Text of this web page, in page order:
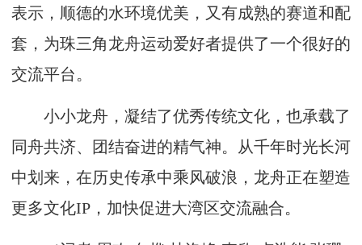
表示，顺德的水环境优美，又有成熟的赛道和配
套，为珠三角龙舟运动爱好者提供了一个很好的
交流平台。
小小龙舟，凝结了优秀传统文化，也承载了
同舟共济、团结奋进的精气神。从千年时光长河
中划来，在历史传承中乘风破浪，龙舟正在塑造
更多文化IP，加快促进大湾区交流融合。